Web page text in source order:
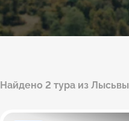
Найдено 2 тура из Лысьвы